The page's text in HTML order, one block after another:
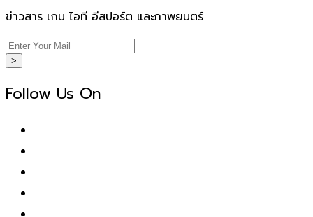
ข่าวสาร เกม ไอที อีสปอร์ต และภาพยนตร์
>
Follow Us On